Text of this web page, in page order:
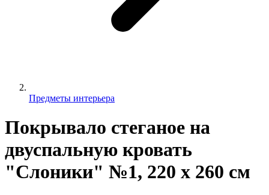
Предметы интерьера
Покрывало стеганое на
двуспальную кровать
"Слоники" №1, 220 х 260 см